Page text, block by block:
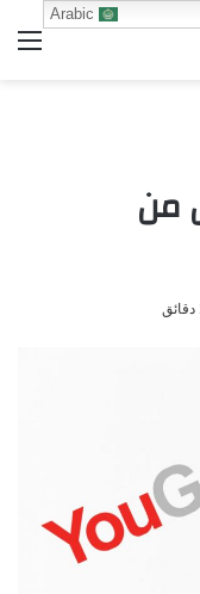
من